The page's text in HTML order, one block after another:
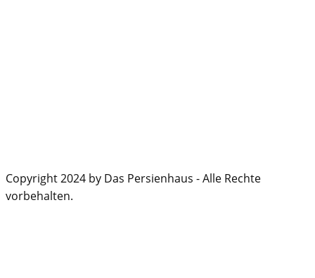
Copyright 2024 by Das Persienhaus - Alle Rechte
vorbehalten.